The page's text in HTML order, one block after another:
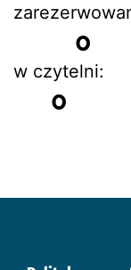
0
w czytelni:
0